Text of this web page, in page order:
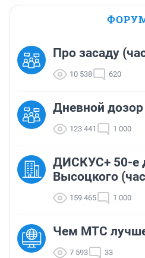
Про засаду
10 538 620
Дневной дозор
123 441 1 000
ДИСКУС+ 50-е
Высоцкого
159 465 1 000
Чем МТС
7 593 33